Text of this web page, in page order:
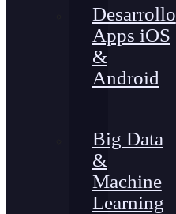
Desarrollo
Apps iOS
&
Android
Big Data
&
Machine
Learning